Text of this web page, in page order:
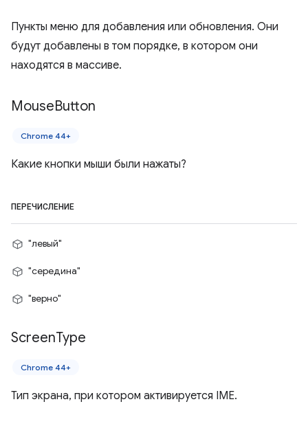
Пункты меню для добавления или обновления. Они
будут добавлены в том порядке, в котором они
находятся в массиве.
MouseButton
Chrome 44+
Какие кнопки мыши были нажаты?
ПЕРЕЧИСЛЕНИЕ
"левый"
"середина"
"верно"
ScreenType
Chrome 44+
Тип экрана, при котором активируется IME.